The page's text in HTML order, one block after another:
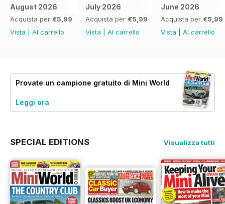
August 2026
Acquista per €5,99
Vista
Al carrello
July 2026
Acquista per €5,99
Vista
Al carrello
June 2026
Acquista per €5,99
Vista
Al carrello
Provate un campione gratuito di Mini World
Leggi ora
SPECIAL EDITIONS Visualizza tutti